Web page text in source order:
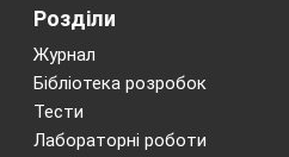
Розділи
Журнал
Бібліотека розробок
Тести
Лабораторні роботи